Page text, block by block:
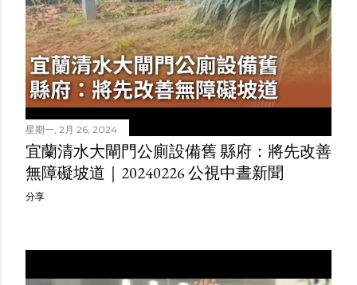
星期一, 2月 26, 2024
宜蘭清水大閘門公廁設備舊 縣府：將先改善
無障礙坡道｜20240226 公視中晝新聞
分享